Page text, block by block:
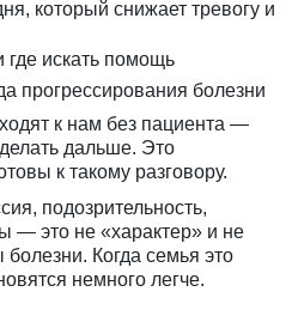
который снижает тревогу и
где искать помощь
прогрессирования болезни
к нам без пациента —
дальше. Это
к такому разговору.
подозрительность,
— это не «характер» и не
Когда семья это
немного легче.